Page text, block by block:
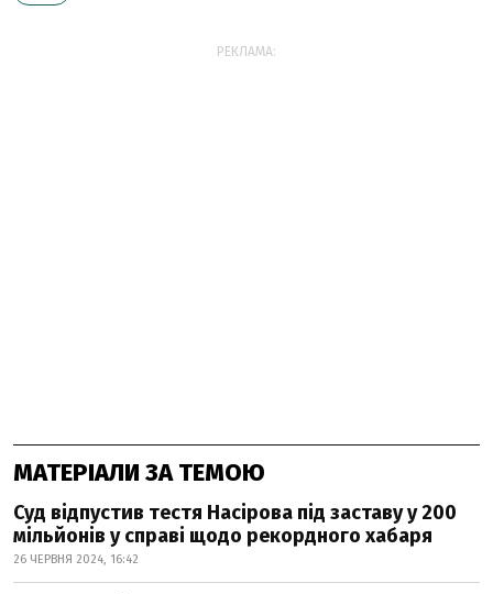
РЕКЛАМА:
МАТЕРІАЛИ ЗА ТЕМОЮ
Суд відпустив тестя Насірова під заставу у 200
мільйонів у справі щодо рекордного хабаря
26 ЧЕРВНЯ 2024, 16:42